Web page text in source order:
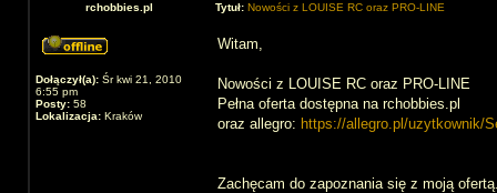
rchobbies.pl Tytuł: Nowości z LOUISE RC oraz PRO-LINE
Dołączył(a): Śr kwi 21, 2010
6:55 pm
Posty: 58
Lokalizacja: Kraków
Witam,
Nowości z LOUISE RC oraz PRO-LINE
Pełna oferta dostępna na rchobbies.pl
oraz allegro: https://allegro.pl/uzytkownik/
Zachęcam do zapoznania się z moją